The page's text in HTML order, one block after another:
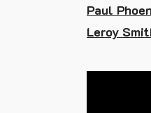
Paul
Leroy